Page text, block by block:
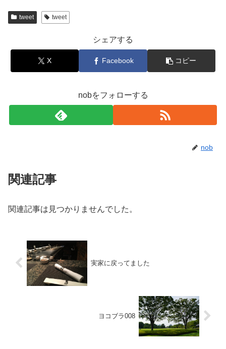
tweet tweet
シェアする
X Facebook コピー
nobをフォローする
nob
関連記事
関連記事は見つかりませんでした。
実家に戻ってました
ヨコブラ008